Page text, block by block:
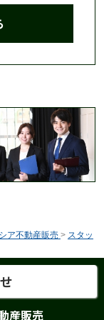
ア不動産販売 > スタッ
産販売